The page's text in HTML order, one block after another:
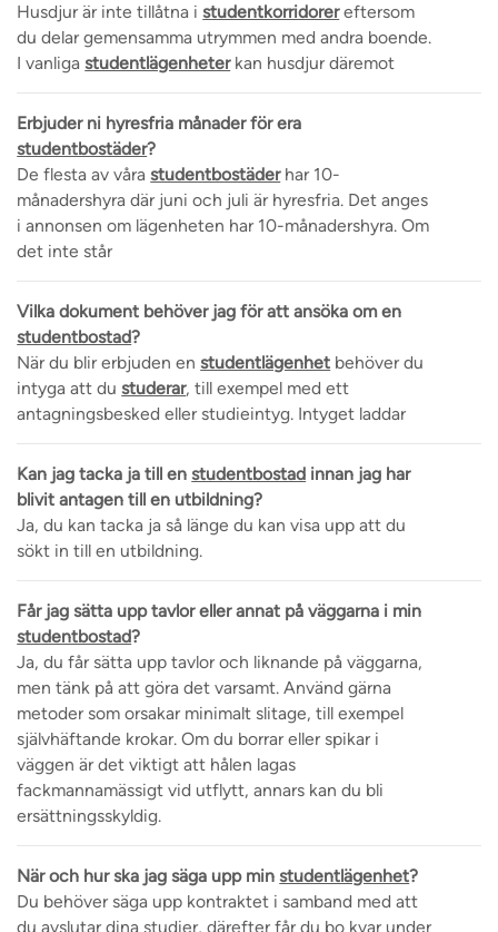
Husdjur är inte tillåtna i studentkorridorereftersom
du delar gemensamma utrymmen med andra boende.
I vanliga studentlägenheterkan husdjur däremot
Erbjuder ni hyresfria månader för era
studentbostäder?
De flesta av våra studentbostäderhar 10-
månadershyra där juni och juli är hyresfria. Det anges
i annonsen om lägenheten har 10-månadershyra. Om
det inte står
Vilka dokument behöver jag för att ansöka om en
studentbostad?
När du blir erbjuden en studentlägenhet behöver du
intyga att du studerar, till exempel med ett
antagningsbesked eller studieintyg. Intyget laddar
Kan jag tacka ja till en studentbostad innan jag har
blivit antagen till en utbildning?
Ja, du kan tacka ja så länge du kan visa upp att du
sökt in till en utbildning.
Får jag sätta upp tavlor eller annat på väggarna i min
studentbostad?
Ja, du får sätta upp tavlor och liknande på väggarna,
men tänk på att göra det varsamt. Använd gärna
metoder som orsakar minimalt slitage, till exempel
självhäftande krokar. Om du borrar eller spikar i
väggen är det viktigt att hålen lagas
fackmannamässigt vid utflytt, annars kan du bli
ersättningsskyldig.
När och hur ska jag säga upp min studentlägenhet?
Du behöver säga upp kontraktet i samband med att
du avslutar dina studier, därefter får du bo kvar under